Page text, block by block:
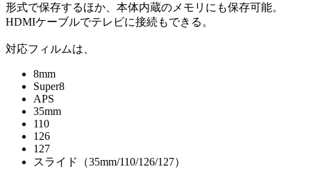
形式で保存するほか、本体内蔵のメモリにも保存可能。
HDMIケーブルでテレビに接続もできる。
対応フィルムは、
8mm
Super8
APS
35mm
110
126
127
スライド（35mm/110/126/127）